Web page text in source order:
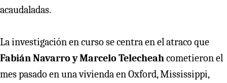
acaudaladas.
La investigación en curso se centra en el atraco que
Fabián Navarro y Marcelo Telecheahcometieron el
mes pasado en una vivienda en Oxford, Mississippi,